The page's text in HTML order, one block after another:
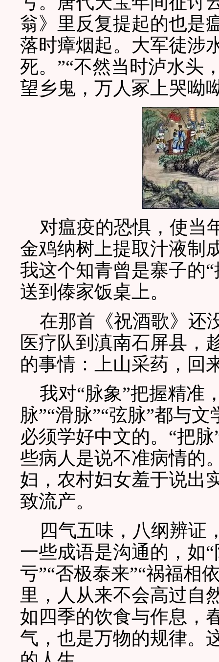
翁》里反复提起的也是
落时瘴烟起。大军徒涉
死。”“不然当时泸水头
望乡鬼，万人冢上哭呦
对瘟疫的恐惧，使当
金鸡纳树上提取汁液制
我这个知青曾是寨子的
送到傣家饭桌上。
在那首《祝酒歌》还
医疗队到滇南石屏县，
的事情：上山采药，回
我对“脉象”把握精准
脉”“滑脉”“弦脉”都与
必须学好中文的。“把
些病人是说不准病情的
妇，农村妇女羞于说出
致流产。
四气五味，八纲辨证
一些成语是沟通的，如
亏”“否极泰来”“祸福
里，人从来不会高过自
如四季的饮食与作息，
气，也是万物的规律。